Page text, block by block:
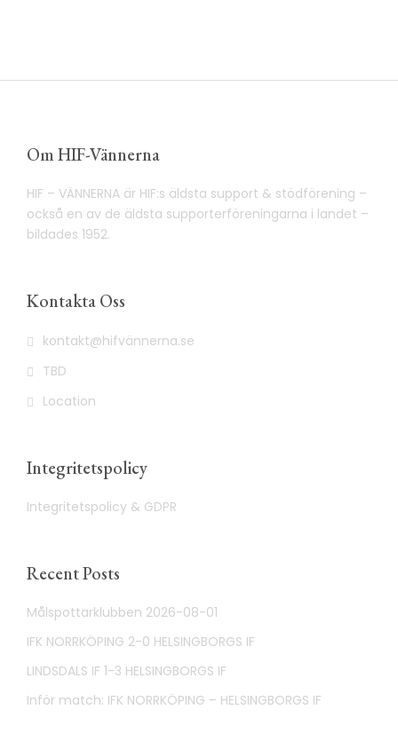
Om HIF-Vännerna
HIF – VÄNNERNA är HIF:s äldsta support & stödförening –
också en av de äldsta supporterföreningarna i landet –
bildades 1952.
Kontakta Oss
kontakt@hifvännerna.se
TBD
Location
Integritetspolicy
Integritetspolicy & GDPR
Recent Posts
Målspottarklubben 2026-08-01
IFK NORRKÖPING 2-0 HELSINGBORGS IF
LINDSDALS IF 1-3 HELSINGBORGS IF
Inför match: IFK NORRKÖPING – HELSINGBORGS IF